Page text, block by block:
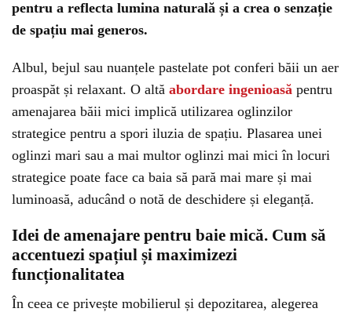
pentru a reflecta lumina naturală și a crea o senzație
de spațiu mai generos.
Albul, bejul sau nuanțele pastelate pot conferi băii un aer
proaspăt și relaxant. O altă abordare ingenioasă pentru
amenajarea băii mici implică utilizarea oglinzilor
strategice pentru a spori iluzia de spațiu. Plasarea unei
oglinzi mari sau a mai multor oglinzi mai mici în locuri
strategice poate face ca baia să pară mai mare și mai
luminoasă, aducând o notă de deschidere și eleganță.
Idei de amenajare pentru baie mică. Cum să
accentuezi spațiul și maximizezi
funcționalitatea
În ceea ce privește mobilierul și depozitarea, alegerea